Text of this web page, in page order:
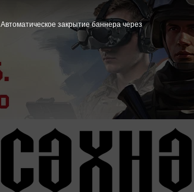
Автоматическое закрытие баннера через